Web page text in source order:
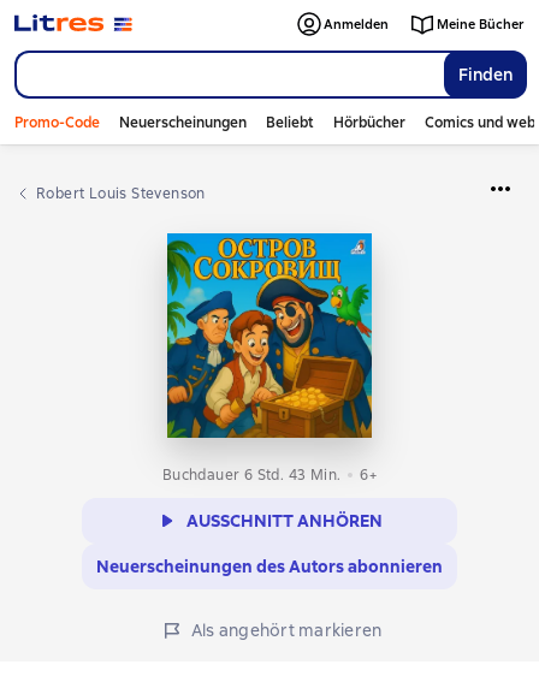
Finden
Anmelden Meine Bücher
Promo-Code Neuerscheinungen Beliebt Hörbücher Comics und
Robert Louis Stevenson
Buchdauer 6 Std. 43 Min. 6+
AUSSCHNITT ANHÖREN
Neuerscheinungen des Autors abonnieren
Als angehört markieren